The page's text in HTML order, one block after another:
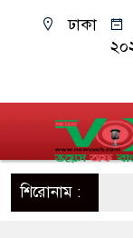
ঢাকা
শিরোনাম :